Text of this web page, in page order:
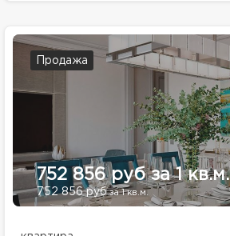
Продажа
752 856 руб за 1 кв.м.
752 856 рубза 1 кв.м.